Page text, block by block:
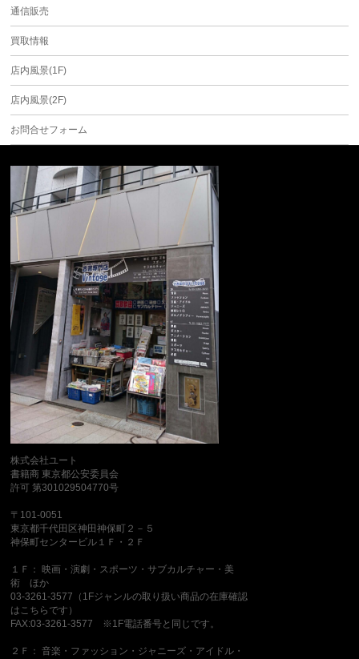
通信販売
買取情報
店内風景(1F)
店内風景(2F)
お問合せフォーム
株式会社ユート
書籍商 東京都公安委員会
許可 第301029504770号
〒101-0051
東京都千代田区神田神保町２－５
神保町センタービル１Ｆ・２Ｆ
１Ｆ： 映画・演劇・スポーツ・サブカルチャー・美
術 ほか
03-3261-3577（1Fジャンルの取り扱い商品の在庫確認
はこちらです）
FAX:03-3261-3577 ※1F電話番号と同じです。
２Ｆ： 音楽・ファッション・ジャニーズ・アイドル・